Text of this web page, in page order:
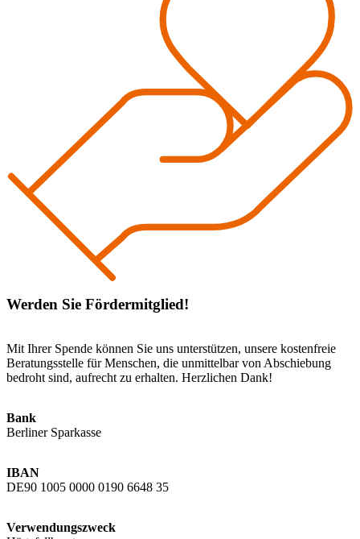
Werden Sie Fördermitglied!
Mit Ihrer Spende können Sie uns unterstützen, unsere kostenfreie
Beratungsstelle für Menschen, die unmittelbar von Abschiebung
bedroht sind, aufrecht zu erhalten. Herzlichen Dank!
Bank
Berliner Sparkasse
IBAN
DE90 1005 0000 0190 6648 35
Verwendungszweck